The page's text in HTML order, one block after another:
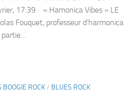
17:39 · « Hamonica Vibes » LE
Fouquet, professeur d’harmonica
BOOGIE ROCK/ BLUES ROCK